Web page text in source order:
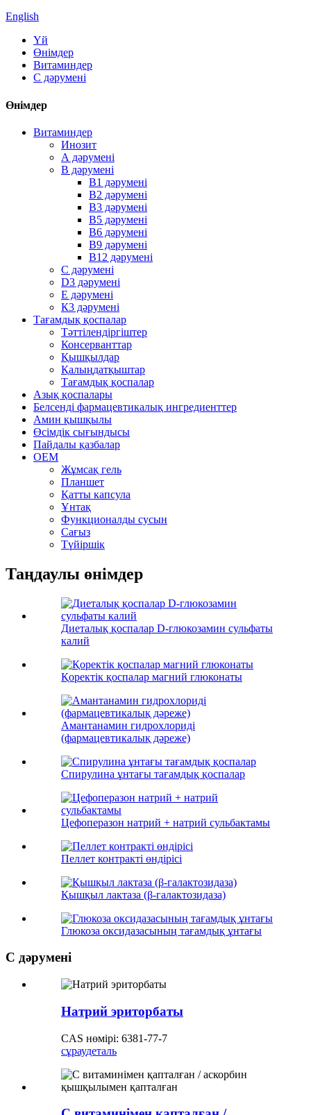
English
Үй
Өнімдер
Витаминдер
С дәрумені
Өнімдер
Витаминдер
Инозит
А дәрумені
В дәрумені
В1 дәрумені
В2 дәрумені
В3 дәрумені
В5 дәрумені
В6 дәрумені
В9 дәрумені
В12 дәрумені
С дәрумені
D3 дәрумені
Е дәрумені
К3 дәрумені
Тағамдық қоспалар
Тәттілендіргіштер
Консерванттар
Қышқылдар
Қалыңдатқыштар
Тағамдық қоспалар
Азық қоспалары
Белсенді фармацевтикалық ингредиенттер
Амин қышқылы
Өсімдік сығындысы
Пайдалы қазбалар
OEM
Жұмсақ гель
Планшет
Қатты капсула
Ұнтақ
Функционалды сусын
Сағыз
Түйіршік
Таңдаулы өнімдер
Диеталық қоспалар D-глюкозамин сульфаты
калий
Қоректік қоспалар магний глюконаты
Амантанамин гидрохлориді
(фармацевтикалық дәреже)
Спирулина ұнтағы тағамдық қоспалар
Цефоперазон натрий + натрий сульбактамы
Пеллет контракті өндірісі
Қышқыл лактаза (β-галактозидаза)
Глюкоза оксидазасының тағамдық ұнтағы
С дәрумені
Натрий эриторбаты
CAS нөмірі: 6381-77-7
сұраудеталь